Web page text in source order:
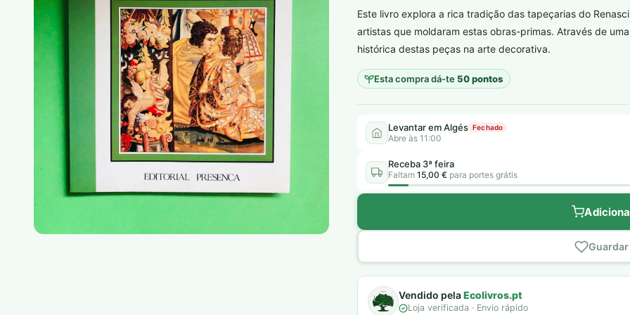
Este livro explora a rica tradição das tapeçarias do
artistas que moldaram estas obras-primas. Através de
histórica destas peças na arte decorativa.
Esta compra dá-te50 pontos
plantar árvores reais
Levantar em Algés Fechado
Abre às 11:00
Receba 3ª feira
Faltam 15,00 € para portes grátis
Vendido pelaEcolivros.pt
Loja verificada · Envio rápido